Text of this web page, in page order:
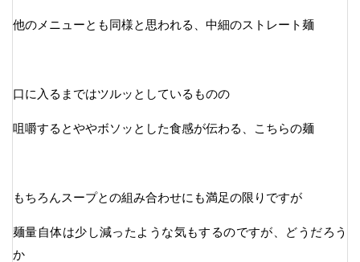
他のメニューとも同様と思われる、中細のストレート麺
口に入るまではツルッとしているものの
咀嚼するとややボソッとした食感が伝わる、こちらの麺
もちろんスープとの組み合わせにも満足の限りですが
麺量自体は少し減ったような気もするのですが、どうだろう
か